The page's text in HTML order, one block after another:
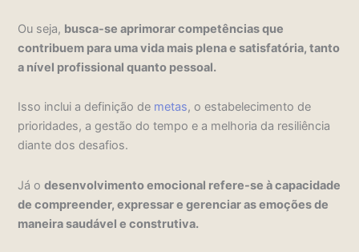
Ou seja, busca-se aprimorar competências que
contribuem para uma vida mais plena e satisfatória, tanto
a nível profissional quanto pessoal.
Isso inclui a definição de metas, o estabelecimento de
prioridades, a gestão do tempo e a melhoria da resiliência
diante dos desafios.
Já odesenvolvimento emocional refere-se à capacidade
de compreender, expressar e gerenciar as emoções de
maneira saudável e construtiva.